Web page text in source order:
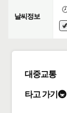
날씨정보
대중교통
타고 가기🚇